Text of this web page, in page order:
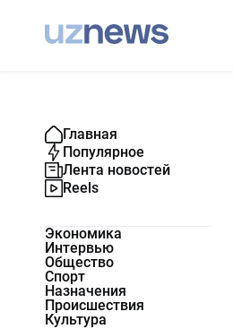
Главная
Популярное
Лента новостей
Reels
Экономика
Интервью
Общество
Спорт
Назначения
Происшествия
Культура